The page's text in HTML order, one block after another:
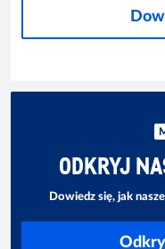
ODKRYJ
Dowiedz się, jak